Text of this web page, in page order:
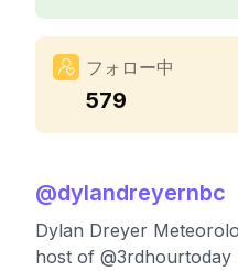
フォロー中
579
@dylandreyernbc
Dylan Dreyer
host of